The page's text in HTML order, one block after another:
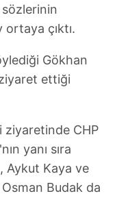
bilgi
yönelik
amaçlarıyla
alan panel
ilişkin detaylı bilgi
Bilgilendirme
sözlerinin
çıktı.
Gökhan
ettiği
ziyaretinde CHP
yanı sıra
Aykut Kaya ve
Budak da